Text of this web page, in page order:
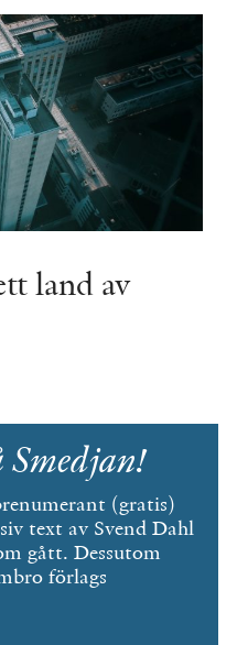
land av
Smedjan!
(gratis)
text av Svend Dahl
gått. Dessutom
förlags